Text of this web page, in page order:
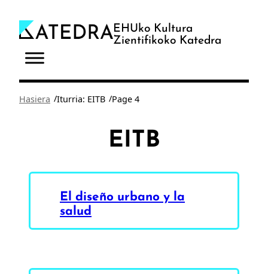
edukira
EHUko Kultura
Zientifikoko Katedra
Hasiera /Iturria: EITB /Page 4
EITB
El diseño urbano y la
salud